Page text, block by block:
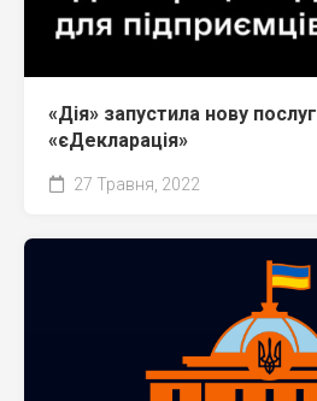
«Дія» запустила нову
«єДекларація»
27 Травня, 2022